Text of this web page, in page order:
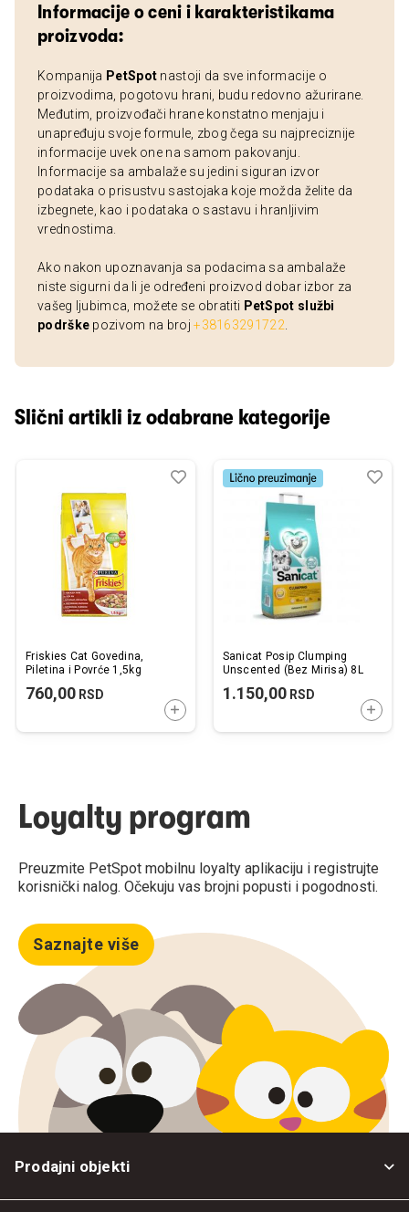
Informacije o ceni i karakteristikama
proizvoda:
Kompanija PetSpot nastoji da sve informacije o
proizvodima, pogotovu hrani, budu redovno ažurirane.
Međutim, proizvođači hrane konstatno menjaju i
unapređuju svoje formule, zbog čega su najpreciznije
informacije uvek one na samom pakovanju.
Informacije sa ambalaže su jedini siguran izvor
podataka o prisustvu sastojaka koje možda želite da
izbegnete, kao i podataka o sastavu i hranljivim
vrednostima.
Ako nakon upoznavanja sa podacima sa ambalaže
niste sigurni da li je određeni proizvod dobar izbor za
vašeg ljubimca, možete se obratiti PetSpot službi
podrške pozivom na broj+38163291722
Slični artikli iz odabrane kategorije
Friskies Cat Govedina,
Piletina i Povrće 1,5kg
760,00 RSD
DODAJTE U KORPU
Dodaj
Uporedi
Sanicat Posip Clumping
Unscented (Bez Mirisa) 8L
1.150,00RSD
Loyalty program
Preuzmite PetSpot mobilnu loyalty aplikaciju i registrujte
korisnički nalog. Očekuju vas brojni popusti i pogodnosti.
Saznajte više
Prodajni objekti